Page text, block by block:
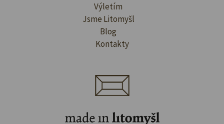
Výletím
Jsme Litomyšl
Blog
Kontakty